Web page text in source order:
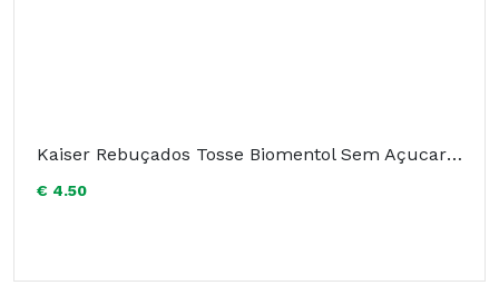
Kaiser Rebuçados Tosse Biomentol Sem Açucar 60g
€ 4.50